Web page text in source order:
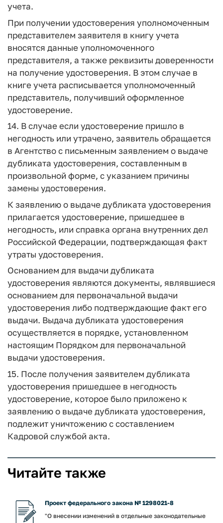
учета.
При получении удостоверения уполномоченным
представителем заявителя в книгу учета
вносятся данные уполномоченного
представителя, а также реквизиты доверенности
на получение удостоверения. В этом случае в
книге учета расписывается уполномоченный
представитель, получивший оформленное
удостоверение.
14. В случае если удостоверение пришло в
негодность или утрачено, заявитель обращается
в Агентство с письменным заявлением о выдаче
дубликата удостоверения, составленным в
произвольной форме, с указанием причины
замены удостоверения.
К заявлению о выдаче дубликата удостоверения
прилагается удостоверение, пришедшее в
негодность, или справка органа внутренних дел
Российской Федерации, подтверждающая факт
утраты удостоверения.
Основанием для выдачи дубликата
удостоверения являются документы, являвшиеся
основанием для первоначальной выдачи
удостоверения либо подтверждающие факт его
выдачи. Выдача дубликата удостоверения
осуществляется в порядке, установленном
настоящим Порядком для первоначальной
выдачи удостоверения.
15. После получения заявителем дубликата
удостоверения пришедшее в негодность
удостоверение, которое было приложено к
заявлению о выдаче дубликата удостоверения,
подлежит уничтожению с составлением
Кадровой службой акта.
Читайте также
Проект федерального закона № 1298021-8
"О внесении изменений в отдельные законодательные